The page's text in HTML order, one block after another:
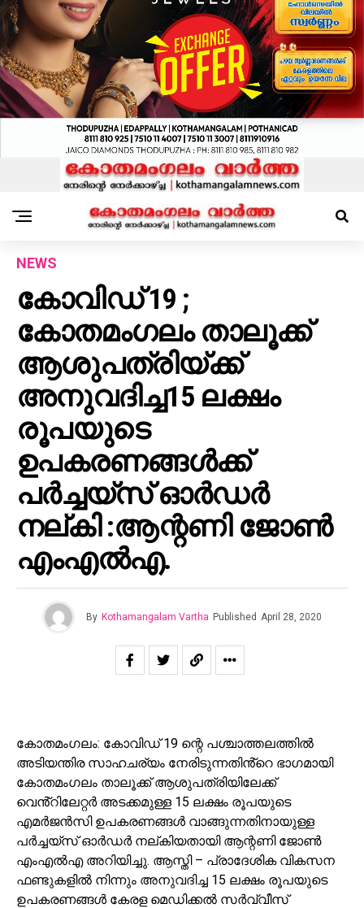
NEWS
കോവിഡ് 19 ;
കോതമംഗലം താലൂക്ക്
ആശുപത്രിയ്ക്ക്
അനുവദിച്ച15 ലക്ഷം
രൂപയുടെ
ഉപകരണങ്ങൾക്ക്
പർച്ചയ്സ് ഓർഡർ
നല്കി :ആന്റണി ജോൺ
എംഎൽഎ.
By Kothamangalam Vartha Published April 28, 2020
കോതമംഗലം: കോവിഡ് 19 ന്റെ പശ്ചാത്തലത്തിൽ
അടിയന്തിര സാഹചര്യം നേരിടുന്നതിൻ്റെ ഭാഗമായി
കോതമംഗലം താലൂക്ക് ആശുപത്രിയിലേക്ക്
വെൻ്റിലേറ്റർ അടക്കമുള്ള 15 ലക്ഷം രൂപയുടെ
എമർജൻസി ഉപകരണങ്ങൾ വാങ്ങുന്നതിനായുള്ള
പർച്ചയ്സ് ഓർഡർ നല്കിയതായി ആന്റണി ജോൺ
എംഎൽഎ അറിയിച്ചു. ആസ്തി – പ്രാദേശിക വികസന
ഫണ്ടുകളിൽ നിന്നും അനുവദിച്ച 15 ലക്ഷം രൂപയുടെ
ഉപകരണങ്ങൾ കേരള മെഡിക്കൽ സർവ്വീസ്